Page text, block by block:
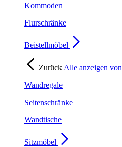
Kommoden
Flurschränke
Beistellmöbel
Zurück Alle anzeigen von
Wandregale
Seitenschränke
Wandtische
Sitzmöbel